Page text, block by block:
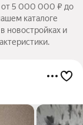
от 5 000 000 ₽ до
каталоге
новостройках и